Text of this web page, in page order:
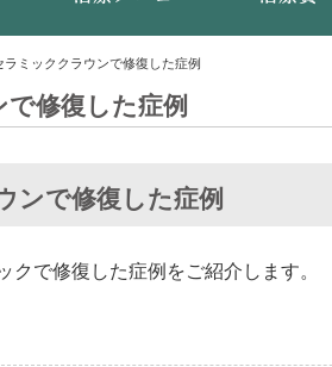
ラミッククラウンで修復した症例
修復した症例
ンで修復した症例
で修復した症例をご紹介します。